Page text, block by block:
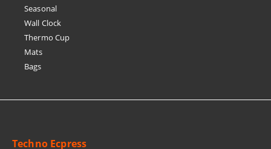
Seasonal
Wall Clock
Thermo Cup
Mats
Bags
Techno Ecpress